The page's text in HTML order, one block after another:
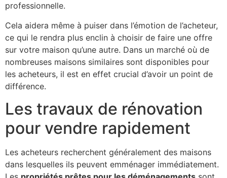
professionnelle.
Cela aidera même à puiser dans l’émotion de l’acheteur,
ce qui le rendra plus enclin à choisir de faire une offre
sur votre maison qu’une autre. Dans un marché où de
nombreuses maisons similaires sont disponibles pour
les acheteurs, il est en effet crucial d’avoir un point de
différence.
Les travaux de rénovation
pour vendre rapidement
Les acheteurs recherchent généralement des maisons
dans lesquelles ils peuvent emménager immédiatement.